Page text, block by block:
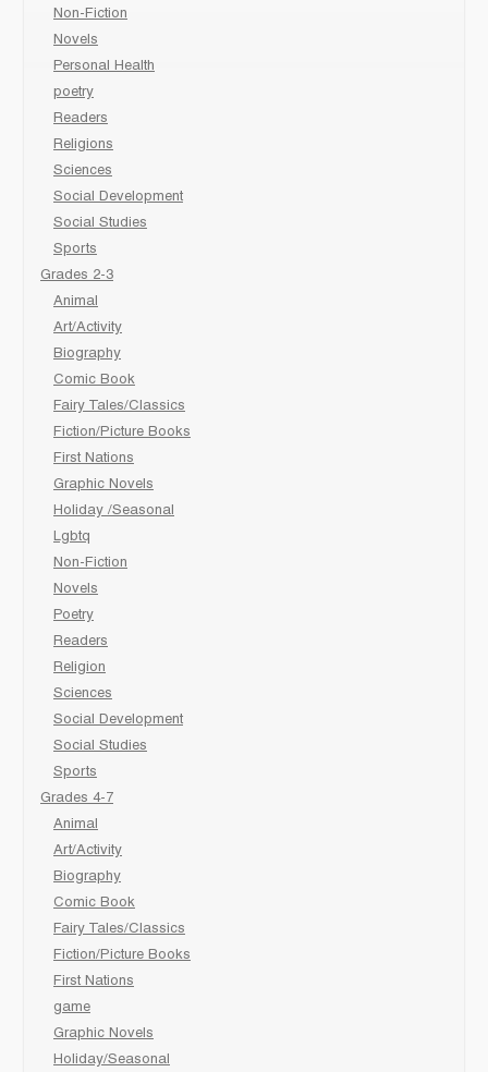
Non-Fiction
Novels
Personal Health
poetry
Readers
Religions
Sciences
Social Development
Social Studies
Sports
Grades 2-3
Animal
Art/Activity
Biography
Comic Book
Fairy Tales/Classics
Fiction/Picture Books
First Nations
Graphic Novels
Holiday /Seasonal
Lgbtq
Non-Fiction
Novels
Poetry
Readers
Religion
Sciences
Social Development
Social Studies
Sports
Grades 4-7
Animal
Art/Activity
Biography
Comic Book
Fairy Tales/Classics
Fiction/Picture Books
First Nations
game
Graphic Novels
Holiday/Seasonal